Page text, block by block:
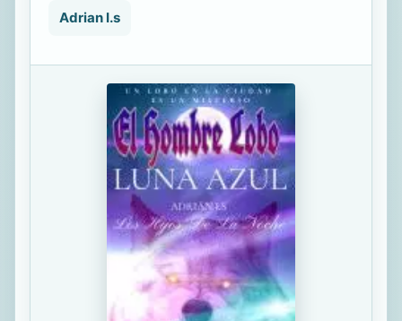
Adrian I.s